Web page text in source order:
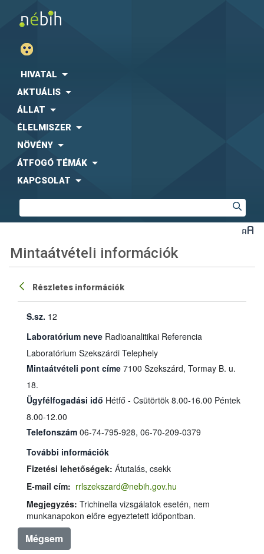
HIVATAL
AKTUÁLIS
ÁLLAT
ÉLELMISZER
NÖVÉNY
ÁTFOGÓ TÉMÁK
KAPCSOLAT
Mintaátvételi információk
Részletes információk
S.sz. 12
Laboratórium neve
Laboratórium Szekszárdi Telephely
Mintaátvételi pont címe
18.
Ügyfélfogadási idő
8.00-12.00
Telefonszám 06-74-795-928, 06-70-209-0379
További információk
Fizetési lehetőségek: Átutalás, csekk
E-mail cím: rrlszekszard@nebih.gov.hu
Megjegyzés: Trichinella vizsgálatok esetén, nem
munkanapokon előre egyeztetett időpontban.
Mégsem